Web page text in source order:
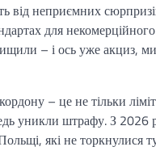
від неприємних
для
– і ось уже акциз,
– це не тільки
уникли штрафу. З
які не торкнулися